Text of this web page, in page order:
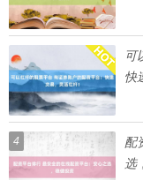
可
快
4
配
选